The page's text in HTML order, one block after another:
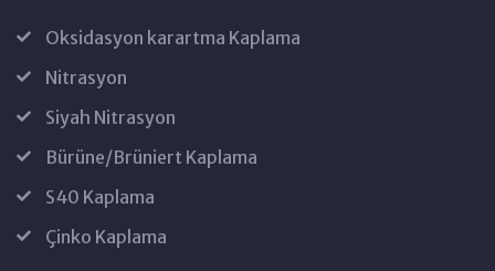
Oksidasyon karartma Kaplama
Nitrasyon
Siyah Nitrasyon
Bürüne/Brüniert Kaplama
S40 Kaplama
Çinko Kaplama